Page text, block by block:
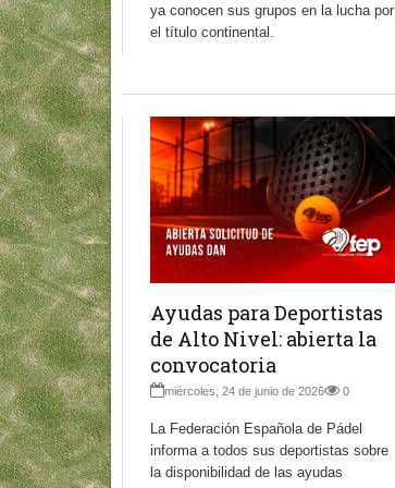
ya conocen sus grupos en la lucha por
el título continental.
Ayudas para Deportistas
de Alto Nivel: abierta la
convocatoria
miércoles, 24 de junio de 2026 0
La Federación Española de Pádel
informa a todos sus deportistas sobre
la disponibilidad de las ayudas